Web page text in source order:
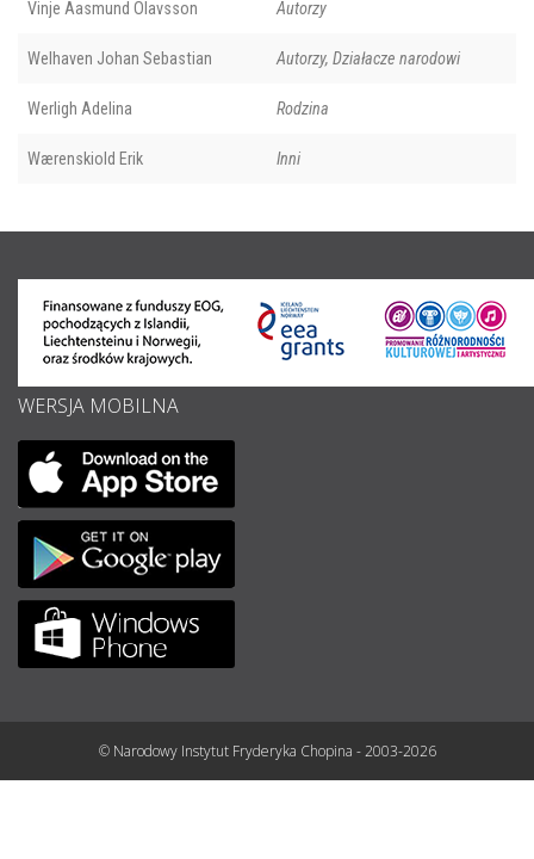
Vinje Aasmund Olavsson Autorzy
Welhaven Johan Sebastian Autorzy, Działacze narodowi
Werligh Adelina Rodzina
Wærenskiold Erik Inni
WERSJA MOBILNA
© Narodowy Instytut Fryderyka Chopina - 2003-2026